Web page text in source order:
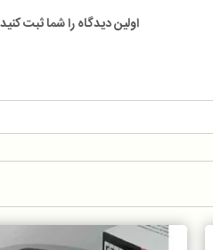
اولین دیدگاه را شما ثبت